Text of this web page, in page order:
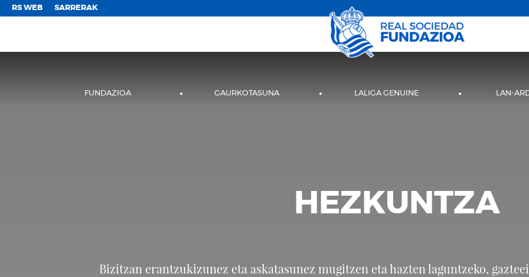
RS WEB SARRERAK
FUNDAZIOA GAURKOTASUNA LALIGA GENUINE LAN-
HEZKUNTZA
Bizitzan erantzukizunez eta askatasunez mugitzen eta hazten laguntzeko,